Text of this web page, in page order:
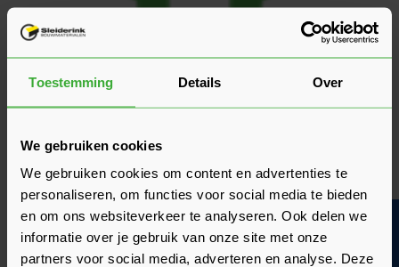
Toestemming Details Over
We gebruiken cookies
We gebruiken cookies om content en advertenties te
personaliseren, om functies voor social media te bieden
en om ons websiteverkeer te analyseren. Ook delen we
informatie over je gebruik van onze site met onze
partners voor social media, adverteren en analyse. Deze
Is de Skantrae Cube niet de juiste match voor jouw interieur?
Bekijk dan onze geselecteerde top 5 binnendeuren.
Lees: top 5 Skantrae binnendeuren